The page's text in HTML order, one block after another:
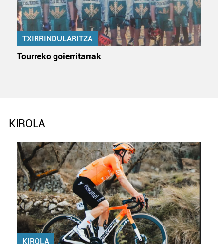
TXIRRINDULARITZA
Tourreko goierritarrak
KIROLA
KIROLA